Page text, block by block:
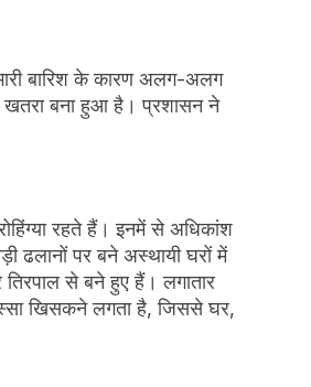
बारिश के कारण अलग-अलग
खतरा बना हुआ है। प्रशासन ने
रहते हैं। इनमें से अधिकांश
ढलानों पर बने अस्थायी घरों में
से बने हुए हैं। लगातार
खिसकने लगता है, जिससे घर,